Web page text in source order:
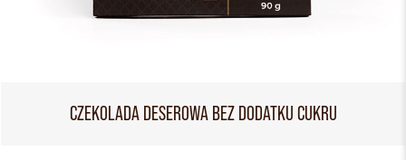
CZEKOLADA DESEROWA BEZ DODATKU CUKRU